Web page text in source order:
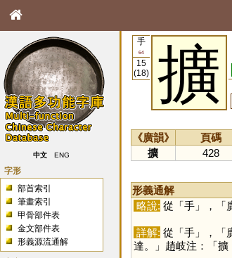
中文 ENG
字形
部首索引
筆畫索引
甲骨部件表
金文部件表
形義源流通解
手
64
15
(18)
擴
《廣韻》 頁碼
擴
428
形義通解
略說: 從「 手」，「
詳解: 從「 手」，「
達。」趙岐注：「擴